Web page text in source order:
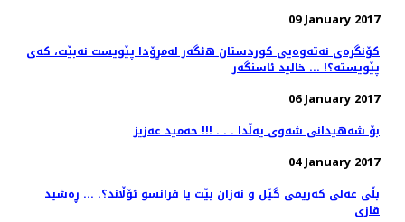
09 January 2017
کۆنگره‌ی نه‌ته‌وه‌یی کوردستان ه‌ئگه‌ر له‌مڕۆدا پێویست نه‌بێت، که‌ی
پێویسته؟! ... خالید ئاسنگه‌ر
06 January 2017
بۆ شەهیدانی شەوی یەڵدا . . . !!! حەمید عەزیز
04 January 2017
بڵی عەلی کەریمی گێل و نەزان بێت یا فرانسو ئۆڵاند؟. ... ڕەشید
قازی